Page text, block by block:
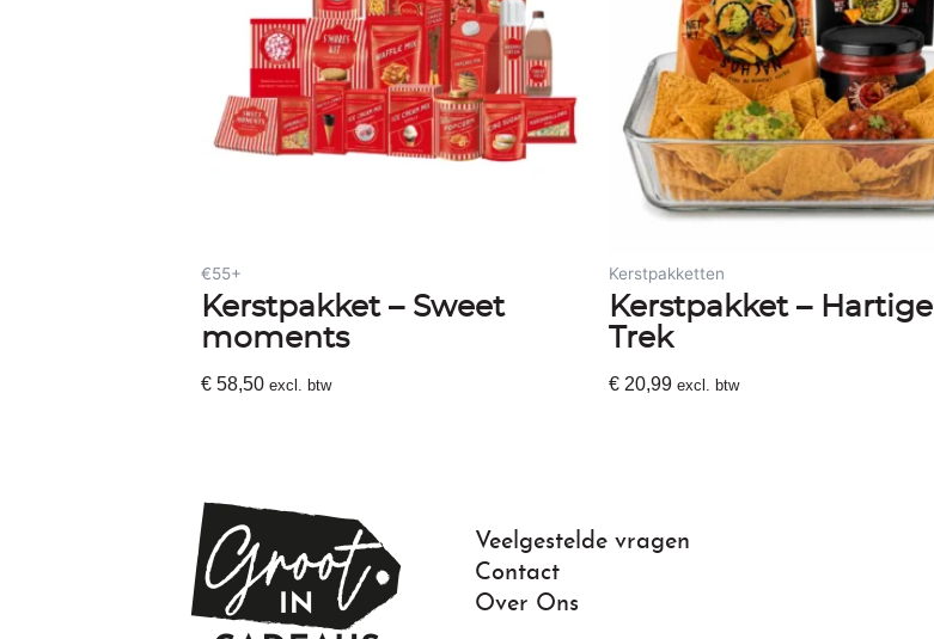
€55+
Kerstpakket – Sweet
moments
€ 58,50 excl. btw
Kerstpakketten
Kerstpakket – Hartige
Trek
€ 20,99 excl. btw
Veelgestelde vragen
Contact
Over Ons